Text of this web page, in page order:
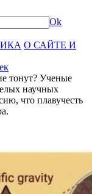
Ok
О САЙТЕ И
тонут? Ученые
научных
что плавучесть